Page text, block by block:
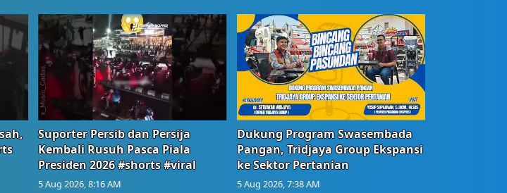
Suporter Persib dan Persija
Kembali Rusuh Pasca Piala
Presiden 2026 #shorts #viral
5 Aug 2026, 8:16 AM
Dukung Program Swasembada
Pangan, Tridjaya Group Ekspansi
ke Sektor Pertanian
5 Aug 2026, 7:38 AM